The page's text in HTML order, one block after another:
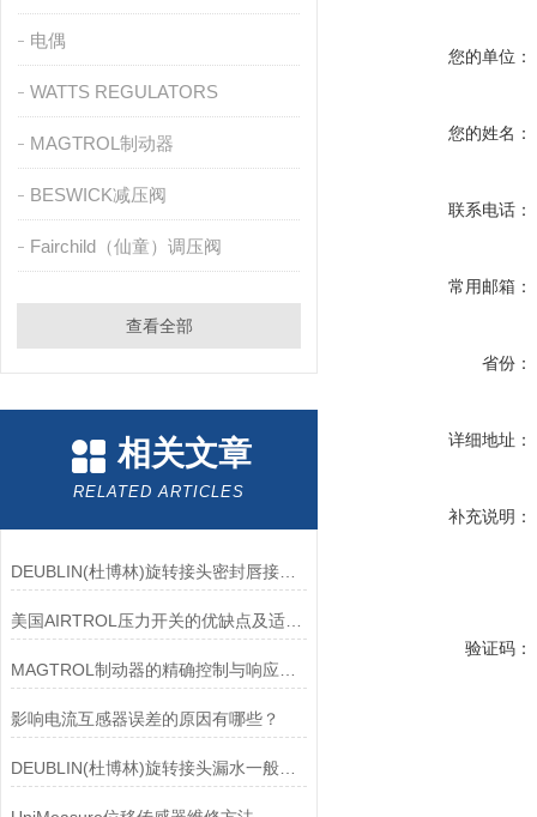
电偶
WATTS REGULATORS
MAGTROL制动器
BESWICK减压阀
Fairchild（仙童）调压阀
查看全部
相关文章
RELATED ARTICLES
DEUBLIN(杜博林)旋转接头密封唇接觖宽度和负载
美国AIRTROL压力开关的优缺点及适用范围讲解
影响电流互感器误差的原因有哪些？
DEUBLIN(杜博林)旋转接头漏水一般应从以下几个方面来找原因
您的单位：
您的姓名：
联系电话：
常用邮箱：
省份：
详细地址：
补充说明：
验证码：